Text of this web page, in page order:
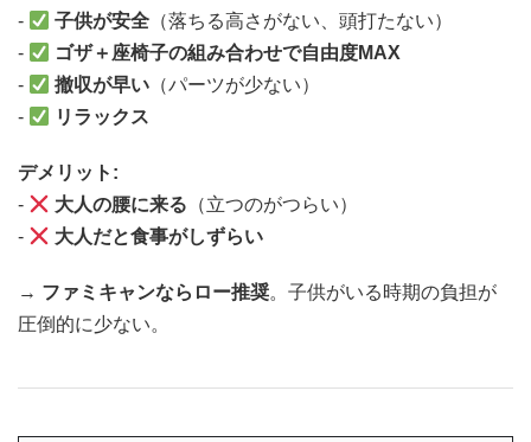
-
子供が安全 （落ちる高さがない、頭打たない）
-
ゴザ＋座椅子の組み合わせで自由度MAX
-
撤収が早い （パーツが少ない）
-
リラックス
デメリット:
-
大人の腰に来る （立つのがつらい）
-
大人だと食事がしずらい
→ ファミキャンならロー推奨。子供がいる時期の負担が
圧倒的に少ない。